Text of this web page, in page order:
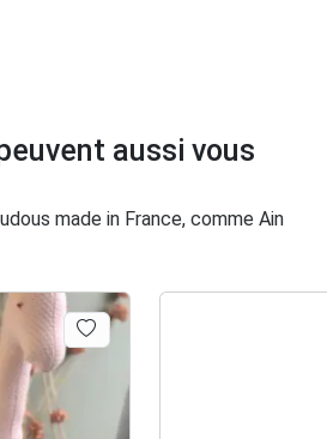
aussi vous
made in France, comme Ain